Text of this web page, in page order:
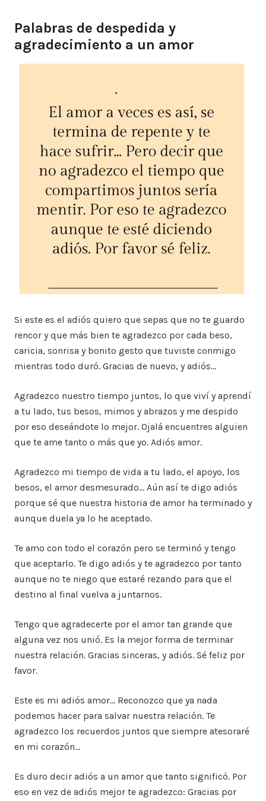
Palabras de despedida y
agradecimiento a un amor
Si este es el adiós quiero que sepas que no te guardo
rencor y que más bien te agradezco por cada beso,
caricia, sonrisa y bonito gesto que tuviste conmigo
mientras todo duró. Gracias de nuevo, y adiós…
Agradezco nuestro tiempo juntos, lo que viví y aprendí
a tu lado, tus besos, mimos y abrazos y me despido
por eso deseándote lo mejor. Ojalá encuentres alguien
que te ame tanto o más que yo. Adiós amor.
Agradezco mi tiempo de vida a tu lado, el apoyo, los
besos, el amor desmesurado… Aún así te digo adiós
porque sé que nuestra historia de amor ha terminado y
aunque duela ya lo he aceptado.
Te amo con todo el corazón pero se terminó y tengo
que aceptarlo. Te digo adiós y te agradezco por tanto
aunque no te niego que estaré rezando para que el
destino al final vuelva a juntarnos.
Tengo que agradecerte por el amor tan grande que
alguna vez nos unió. Es la mejor forma de terminar
nuestra relación. Gracias sinceras, y adiós. Sé feliz por
favor.
Este es mi adiós amor… Reconozco que ya nada
podemos hacer para salvar nuestra relación. Te
agradezco los recuerdos juntos que siempre atesoraré
en mi corazón…
Es duro decir adiós a un amor que tanto significó. Por
eso en vez de adiós mejor te agradezco: Gracias por